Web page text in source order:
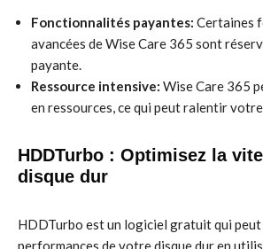
Fonctionnalités payantes: Certaines
avancées de Wise Care 365 sont
payante.
Ressource intensive: Wise Care 365
en ressources, ce qui peut ralentir
HDDTurbo : Optimisez la
disque dur
HDDTurbo est un logiciel gratuit qui
performances de votre disque dur en